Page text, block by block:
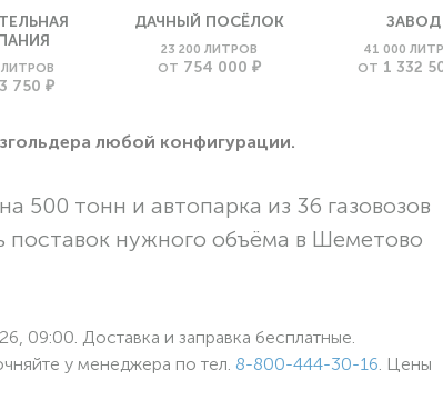
ЛИТРОВ
750 ₽
ДАЧНЫЙ ПОСЁЛОК
23 200 ЛИТРОВ
ОТ 754 000 ₽
ЗАВОД
41 000
ОТ 1 332
любой конфигурации.
500 тонн и автопарка из 36 газовозов
поставок нужного объёма в Шеметово
09:00. Доставка и заправка бесплатные.
у менеджера по тел. 8-800-444-30-16 . Цены